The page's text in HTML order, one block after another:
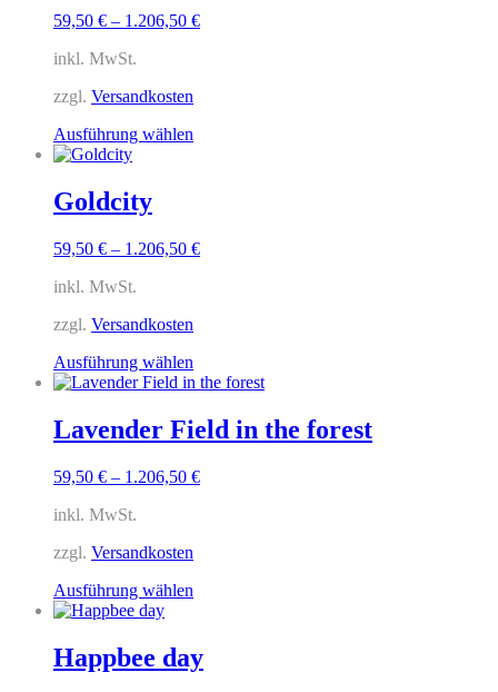
59,50 € – 1.206,50 €
inkl. MwSt.
zzgl. Versandkosten
Ausführung wählen
Die
der
gewählt
werden
Goldcity
59,50 € – 1.206,50 €
inkl. MwSt.
zzgl. Versandkosten
Ausführung wählen
Produkt
mehrere
Varianten
Die
der
gewählt
Lavender Field in the forest
59,50 € – 1.206,50 €
inkl. MwSt.
zzgl. Versandkosten
Ausführung wählen
Varianten
Happbee day